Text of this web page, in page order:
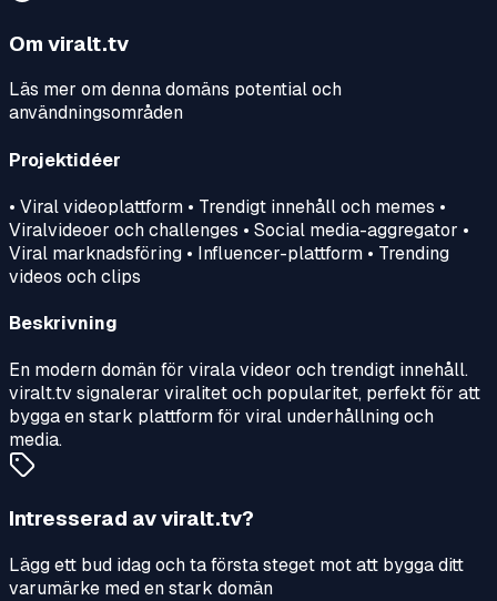
Om viralt.tv
Läs mer om denna domäns potential och
användningsområden
Projektidéer
• Viral videoplattform • Trendigt innehåll och memes •
Viralvideoer och challenges • Social media-aggregator •
Viral marknadsföring • Influencer-plattform • Trending
videos och clips
Beskrivning
En modern domän för virala videor och trendigt innehåll.
viralt.tv signalerar viralitet och popularitet, perfekt för att
bygga en stark plattform för viral underhållning och
media.
Intresserad avviralt.tv?
Lägg ett bud idag och ta första steget mot att bygga ditt
varumärke med en stark domän